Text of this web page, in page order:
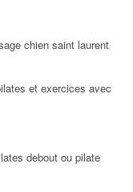
chien saint laurent
et exercices avec
debout ou pilate